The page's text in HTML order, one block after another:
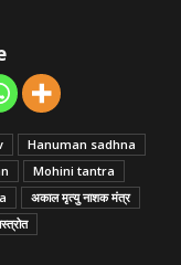
Hanuman sadhna
Mohini tantra
अकाल मृत्यु नाशक मंत्र